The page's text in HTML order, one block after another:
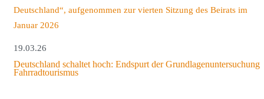
19.03.26
Deutschland schaltet hoch: Endspurt der Grundlagenuntersuchung
Fahrradtourismus